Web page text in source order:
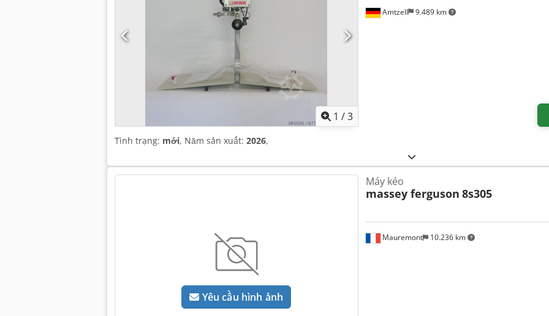
1 /3
Amtzell 9.489 km
Tình trạng: mới, Năm sản xuất: 2026,
Yêu cầu hình ảnh
Mauremont 10.236 km
Máy kéo
massey ferguson 8s305